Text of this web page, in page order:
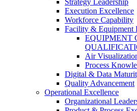
Strategy Leadership
Execution Excellence
Workforce Capability
Facility & Equipment
EQUIPMENT
Air
Process
Digital & Data
Quality Advancement
Operational Excellence
Organizational